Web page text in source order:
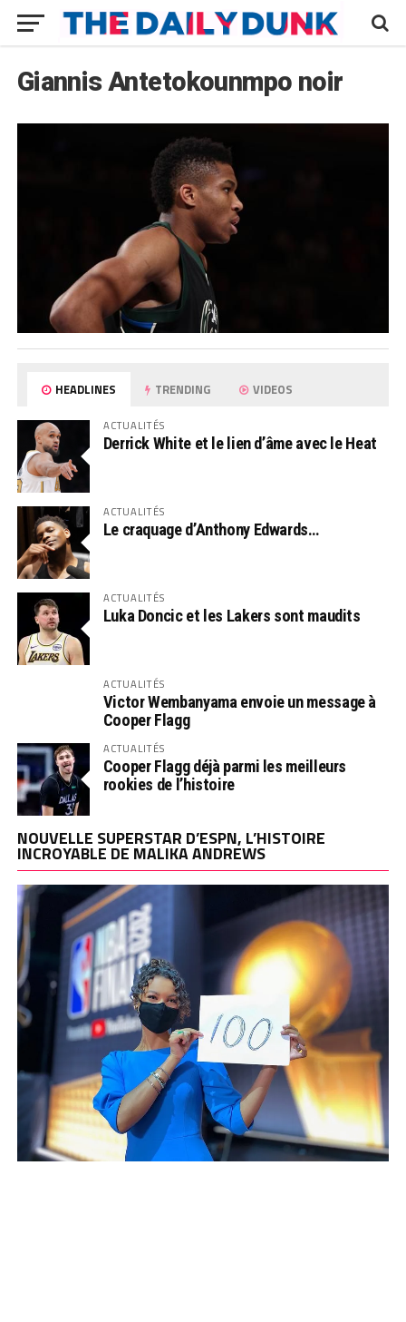
Giannis Antetokounmpo noir
HEADLINES TRENDING VIDEOS
ACTUALITÉS
Derrick White et le lien d’âme avec le Heat
ACTUALITÉS
Le craquage d’Anthony Edwards…
ACTUALITÉS
Luka Doncic et les Lakers sont maudits
ACTUALITÉS
Victor Wembanyama envoie un message à
Cooper Flagg
ACTUALITÉS
Cooper Flagg déjà parmi les meilleurs
rookies de l’histoire
NOUVELLE SUPERSTAR D’ESPN, L’HISTOIRE
INCROYABLE DE MALIKA ANDREWS